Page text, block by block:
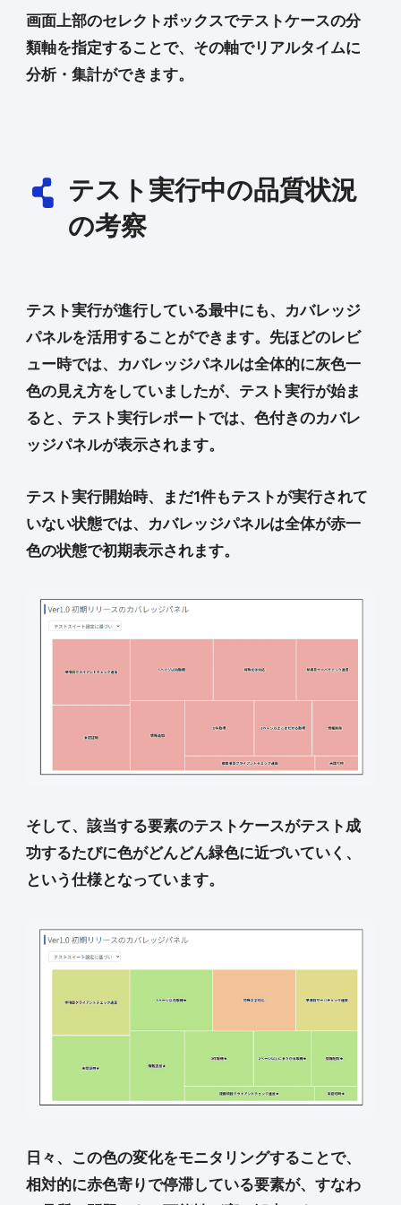
画面上部のセレクトボックスでテストケースの分
類軸を指定することで、その軸でリアルタイムに
分析・集計ができます。
テスト実行中の品質状況
の考察
テスト実行が進行している最中にも、カバレッジ
パネルを活用することができます。先ほどのレビ
ュー時では、カバレッジパネルは全体的に灰色一
色の見え方をしていましたが、テスト実行が始ま
ると、テスト実行レポートでは、色付きのカバレ
ッジパネルが表示されます。
テスト実行開始時、まだ1件もテストが実行されて
いない状態では、カバレッジパネルは全体が赤一
色の状態で初期表示されます。
そして、該当する要素のテストケースがテスト成
功するたびに色がどんどん緑色に近づいていく、
という仕様となっています。
日々、この色の変化をモニタリングすることで、
相対的に赤色寄りで停滞している要素が、すなわ